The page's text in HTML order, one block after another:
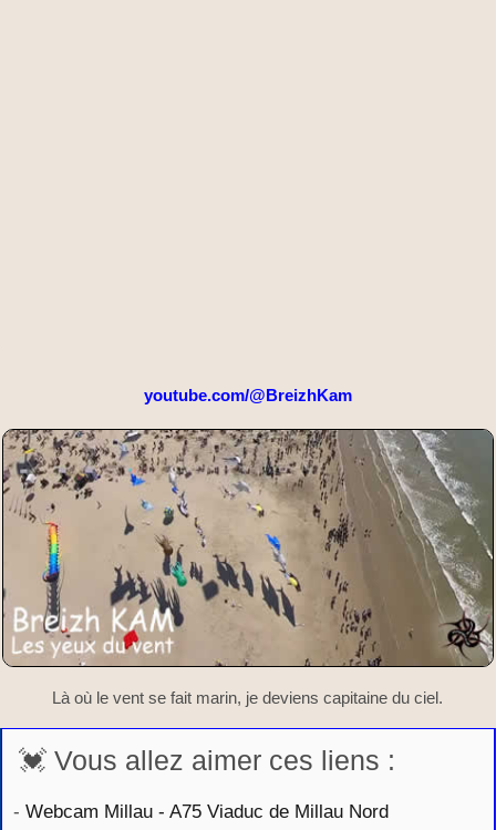
youtube.com/@BreizhKam
Là où le vent se fait marin, je deviens capitaine du ciel.
💓 Vous allez aimer ces liens :
- Webcam Millau - A75 Viaduc de Millau Nord